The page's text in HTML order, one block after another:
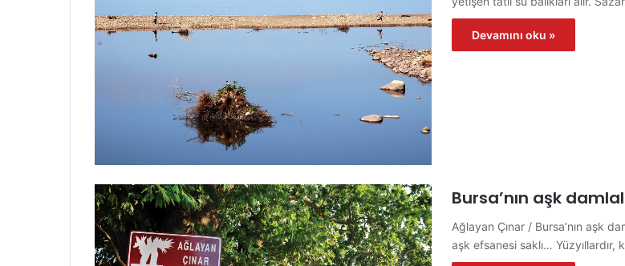
Devamını oku »
Bursa’nın aşk
Ağlayan Çınar / Bursa’nın aşk
aşk efsanesi saklı… Yüzyıllardır,